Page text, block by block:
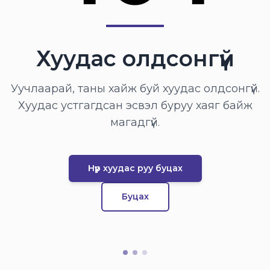
Хуудас олдсонгүй
Уучлаарай, таны хайж буй хуудас олдсонгүй.
Хуудас устгагдсан эсвэл буруу хаяг байж
магадгүй.
Нүүр хуудас руу буцах
Буцах